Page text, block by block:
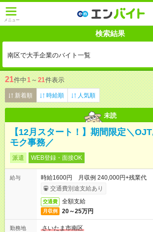
メニュー
検索結果
南区で大手企業のバイト一覧
21件中1 ～ 21件表示
新着順 時給順 人気順
未読
【12月スタート！】期間限定＼
モク事務／
派遣 WEB登録・面接OK
給与
時給1600円 月収例 240,000円+残業代
交通費別途支給あり
交通費 全額支給
月収例 20～25万円
勤務地
さいたま市南区